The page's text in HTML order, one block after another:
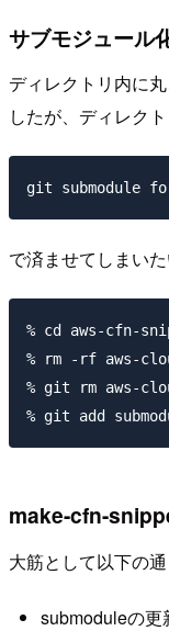
サブモジュール
ディレクトリ内に
したが、ディレク
git submodule
で済ませてしまいた
% cd aws-cfn-
% rm -rf aws-
% git rm aws-
make-cfn-
大筋として以下の通
submoduleの更